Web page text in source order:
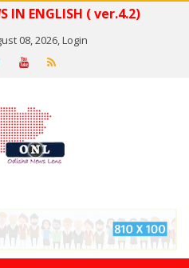
IN ENGLISH ( ver.4.2)
08, 2026,Login